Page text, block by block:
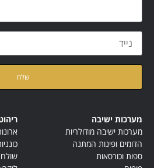
מערכות ישיבה
מערכות ישיבה מודולריות
הדומים ופינות המתנה
ספות וכורסאות